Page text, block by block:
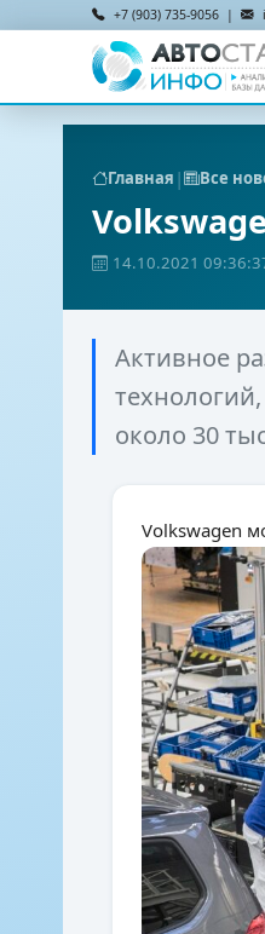
+7 (903) 735-9056 |
Главная | Все
14.10.2021
Активное
около 30
Volkswagen